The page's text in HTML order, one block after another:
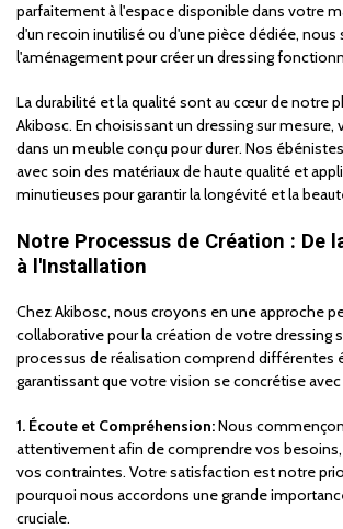
parfaitement à l'espace disponible dans votre
d'un recoin inutilisé ou d'une pièce dédiée,
l'aménagement pour créer un dressing
La durabilité et la qualité sont au cœur de notre
Akibosc. En choisissant un dressing sur
dans un meuble conçu pour durer. Nos
avec soin des matériaux de haute qualité et
minutieuses pour garantir la longévité et la
Notre Processus de Création : De
à l'Installation
Chez Akibosc, nous croyons en une approche
collaborative pour la création de votre dressing
processus de réalisation comprend différentes
garantissant que votre vision se concrétise
1. Écoute et Compréhension:Nous
attentivement afin de comprendre vos
vos contraintes. Votre satisfaction est notre
pourquoi nous accordons une grande
cruciale.